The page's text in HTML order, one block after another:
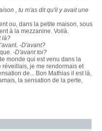
, tu m'as dit qu'il y avait une
ou, dans la petite maison, sous
à la mezzanine. Voilà.
là?
-D'avant?
-D'avant toi?
monde qui est venu dans la
réveillais, je me rendormais et
de... Bon Mathias il est là,
la sensation de la perte,